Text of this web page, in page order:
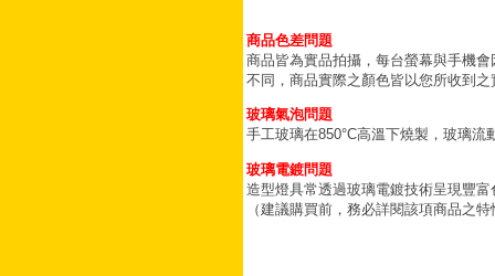
商品色差問題
商品皆為實品拍攝，每台螢幕與手機
不同，商品實際之顏色皆以您所收到之
玻璃氣泡問題
手工玻璃在850°C高溫下燒製，玻璃
玻璃電鍍問題
造型燈具常透過玻璃電鍍技術呈現豐
（建議購買前，務必詳閱該項商品之